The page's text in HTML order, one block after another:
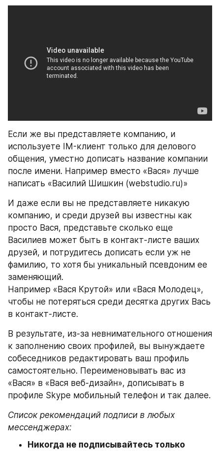
Если же вы представляете компанию, и
используете IM-клиент только для делового
общения, уместно дописать название компании
после имени. Например вместо «Вася» лучше
написать «Василий Шишкин (webstudio.ru)»
И даже если вы не представляете никакую
компанию, и среди друзей вы известны как
просто Вася, представьте сколько еще
Василиев может быть в контакт-листе ваших
друзей, и потрудитесь дописать если уж не
фамилию, то хотя бы уникальный псевдоним ее
заменяющий.
Например «Вася Крутой» или «Вася Молодец»,
чтобы не потеряться среди десятка других Вась
в контакт-листе.
В результате, из-за невнимательного отношения
к заполнению своих профилей, вы вынуждаете
собеседников редактировать ваш профиль
самостоятельно. Переименовывать вас из
«Вася» в «Вася веб-дизайн», дописывать в
профиле Skype мобильный телефон и так далее.
Список рекомендаций подписи в любых
мессенджерах:
Никогда не подписывайтесь только